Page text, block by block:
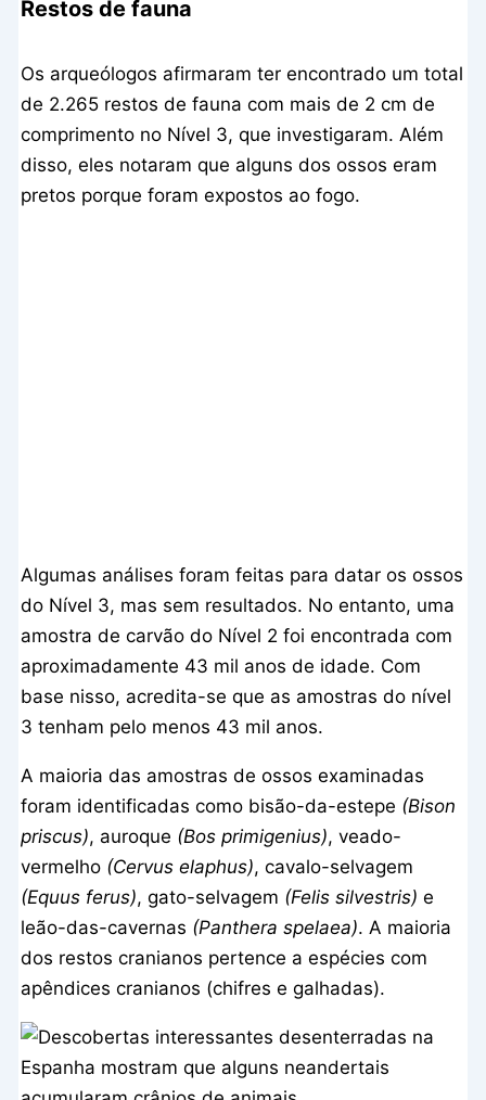
Restos de fauna
Os arqueólogos afirmaram ter encontrado um total
de 2.265 restos de fauna com mais de 2 cm de
comprimento no Nível 3, que investigaram. Além
disso, eles notaram que alguns dos ossos eram
pretos porque foram expostos ao fogo.
Algumas análises foram feitas para datar os ossos
do Nível 3, mas sem resultados. No entanto, uma
amostra de carvão do Nível 2 foi encontrada com
aproximadamente 43 mil anos de idade. Com
base nisso, acredita-se que as amostras do nível
3 tenham pelo menos 43 mil anos.
A maioria das amostras de ossos examinadas
foram identificadas como bisão-da-estepe (Bison
priscus), auroque (Bos primigenius), veado-
vermelho (Cervus elaphus), cavalo-selvagem
(Equus ferus), gato-selvagem (Felis silvestris)e
leão-das-cavernas (Panthera spelaea). A maioria
dos restos cranianos pertence a espécies com
apêndices cranianos (chifres e galhadas).